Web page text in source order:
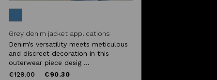
Grey denim jacket applications
Denim’s versatility meets meticulous
and discreet decoration in this
outerwear piece desig ...
Price
€129.00to €90.30